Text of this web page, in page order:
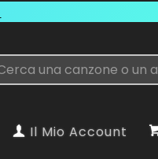
Il Mio Account